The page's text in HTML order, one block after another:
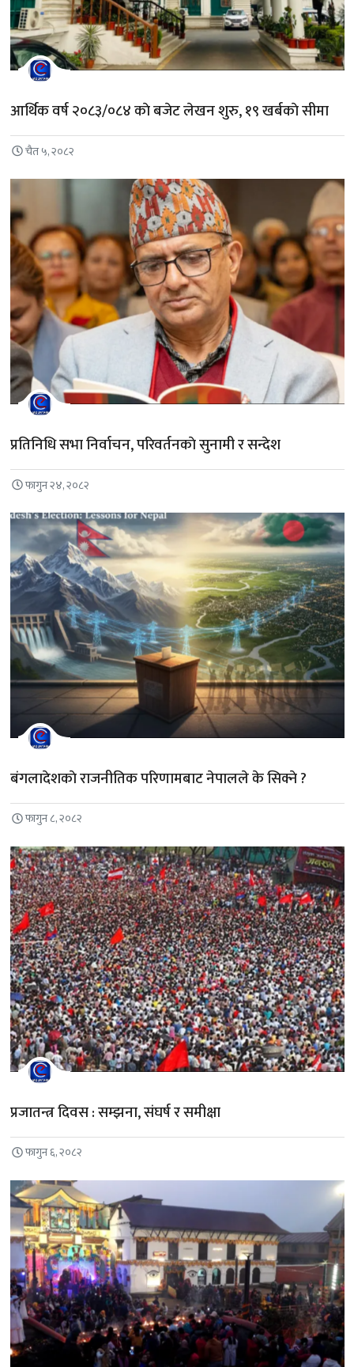
आर्थिक वर्ष २०८३/०८४ काे बजेट लेखन शुरु, १९ खर्बकाे सीमा
चैत ५, २०८२
प्रतिनिधि सभा निर्वाचन, परिवर्तनकाे सुनामी र सन्देश
फागुन २४, २०८२
बंगलादेशकाे राजनीतिक परिणामबाट नेपालले के सिक्ने ?
फागुन ८, २०८२
प्रजातन्त्र दिवस : सम्झना, संघर्ष र समीक्षा
फागुन ६, २०८२